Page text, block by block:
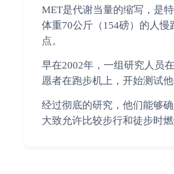
MET是代谢当量的缩写，是
体重70公斤（154磅）的人
点。
早在2002年，一组研究人员
愿者在跑步机上，开始测试
经过彻底的研究，他们能够
大致允许比较步行和徒步时